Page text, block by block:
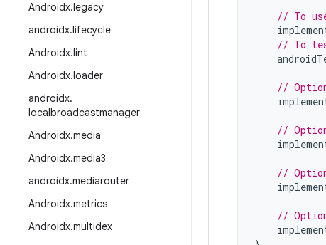
Androidx.legacy
androidx.lifecycle
Androidx.lint
Androidx.loader
androidx.
localbroadcastmanager
Androidx.media
Androidx.media3
androidx.mediarouter
Androidx.metrics
Androidx.multidex
// To
// To
//
//
//
//